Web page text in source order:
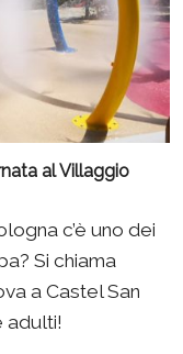
al Villaggio
c’è uno dei
Si chiama
a Castel San
adulti!